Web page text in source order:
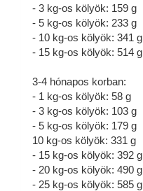
- 3 kg-os kölyök: 159 g
- 5 kg-os kölyök: 233 g
- 10 kg-os kölyök: 341 g
- 15 kg-os kölyök: 514 g
3-4 hónapos korban:
- 1 kg-os kölyök: 58 g
- 3 kg-os kölyök: 103 g
- 5 kg-os kölyök: 179 g
10 kg-os kölyök: 331 g
- 15 kg-os kölyök: 392 g
- 20 kg-os kölyök: 490 g
- 25 kg-os kölyök: 585 g